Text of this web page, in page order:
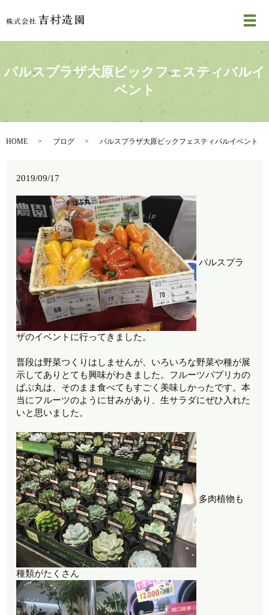
メ
パルスプラザ大原ビックフェスティバルイ
ベント
HOME ブログ パルスプラザ大原ビックフェスティバルイベント
2019/09/17
パルスプラ
ザのイベントに行ってきました。
普段は野菜つくりはしませんが、いろいろな野菜や種が展
示してありとても興味がわきました。フルーツパプリカの
ぱぷ丸は、そのまま食べてもすごく美味しかったです。本
当にフルーツのように甘みがあり、生サラダにぜひ入れた
いと思いました。
多肉植物も
種類がたくさん